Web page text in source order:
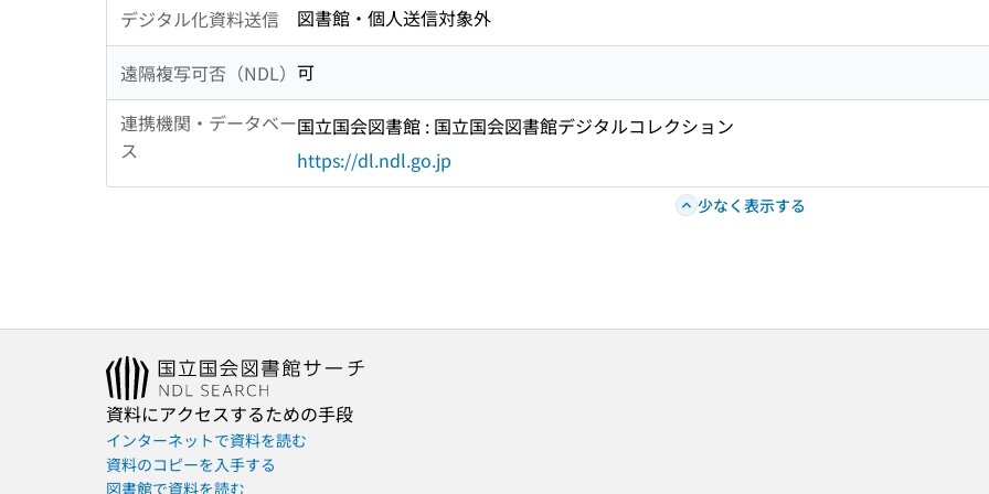
デジタル化資料送信 図書館・個人送信対象外
遠隔複写可否（NDL） 可
連携機関・データベー
ス
国立国会図書館 : 国立国会図書館デジタルコレクション
https://dl.ndl.go.jp
少なく表示する
資料にアクセスするための手段
インターネットで資料を読む
資料のコピーを入手する
図書館で資料を読む